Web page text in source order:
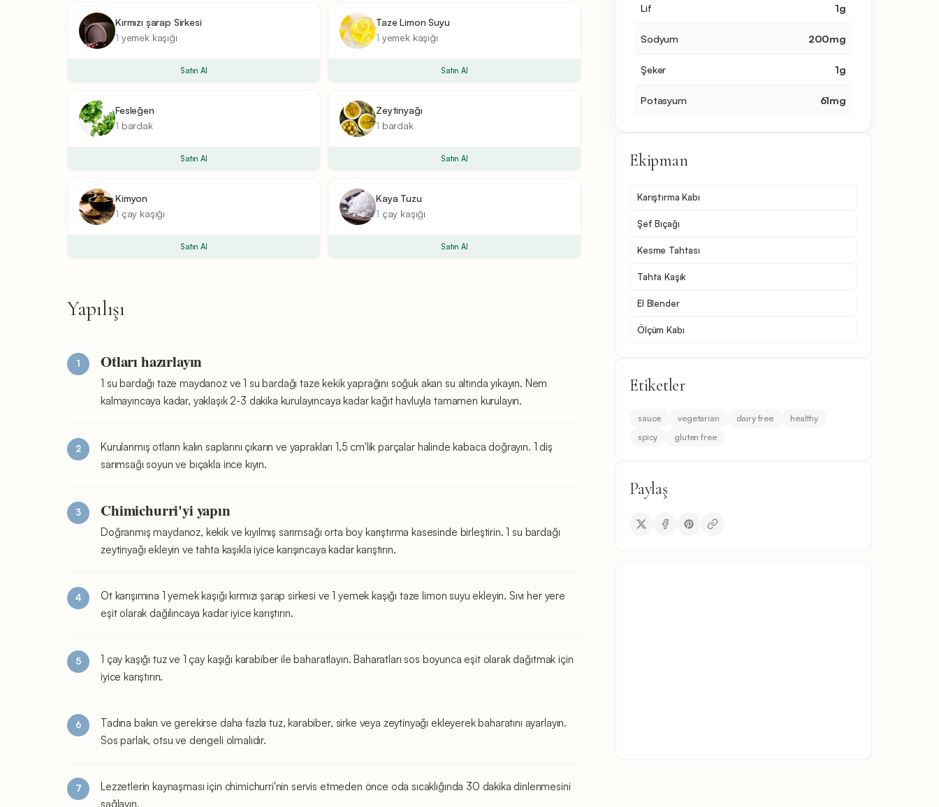
Kırmızı şarap Sirkesi
1 yemek kaşığı
Satın Al
Taze Limon Suyu
1 yemek kaşığı
Satın Al
Fesleğen
1 bardak
Satın Al
Zeytinyağı
1 bardak
Satın Al
Kimyon
1 çay kaşığı
Satın Al
Kaya Tuzu
1 çay kaşığı
Satın Al
Yapılışı
Otları hazırlayın
1 su bardağı taze maydanoz ve 1 su bardağı taze kekik yaprağını soğuk akan su altında yıkayın. Nem
kalmayıncaya kadar, yaklaşık 2-3 dakika kurulayıncaya kadar kağıt havluyla tamamen kurulayın.
Kurulanmış otların kalın saplarını çıkarın ve yaprakları 1,5 cm'lik parçalar halinde kabaca doğrayın. 1 diş
sarımsağı soyun ve bıçakla ince kıyın.
Chimichurri'yi yapın
Doğranmış maydanoz, kekik ve kıyılmış sarımsağı orta boy karıştırma kasesinde birleştirin. 1 su bardağı
zeytinyağı ekleyin ve tahta kaşıkla iyice karışıncaya kadar karıştırın.
Ot karışımına 1 yemek kaşığı kırmızı şarap sirkesi ve 1 yemek kaşığı taze limon suyu ekleyin. Sıvı her yere
eşit olarak dağılıncaya kadar iyice karıştırın.
1 çay kaşığı tuz ve 1 çay kaşığı karabiber ile baharatlayın. Baharatları sos boyunca eşit olarak dağıtmak için
iyice karıştırın.
Tadına bakın ve gerekirse daha fazla tuz, karabiber, sirke veya zeytinyağı ekleyerek baharatını ayarlayın.
Sos parlak, otsu ve dengeli olmalıdır.
Lezzetlerin kaynaşması için chimichurri'nin servis etmeden önce oda sıcaklığında 30 dakika dinlenmesini
sağlayın.
Lif 1g
Sodyum 200mg
Şeker 1g
Potasyum 61mg
Ekipman
Karıştırma Kabı
Şef Bıçağı
Kesme Tahtası
Tahta Kaşık
El Blender
Ölçüm Kabı
Etiketler
sauce vegetarian dairy free
healthy
spicy
gluten free
Paylaş